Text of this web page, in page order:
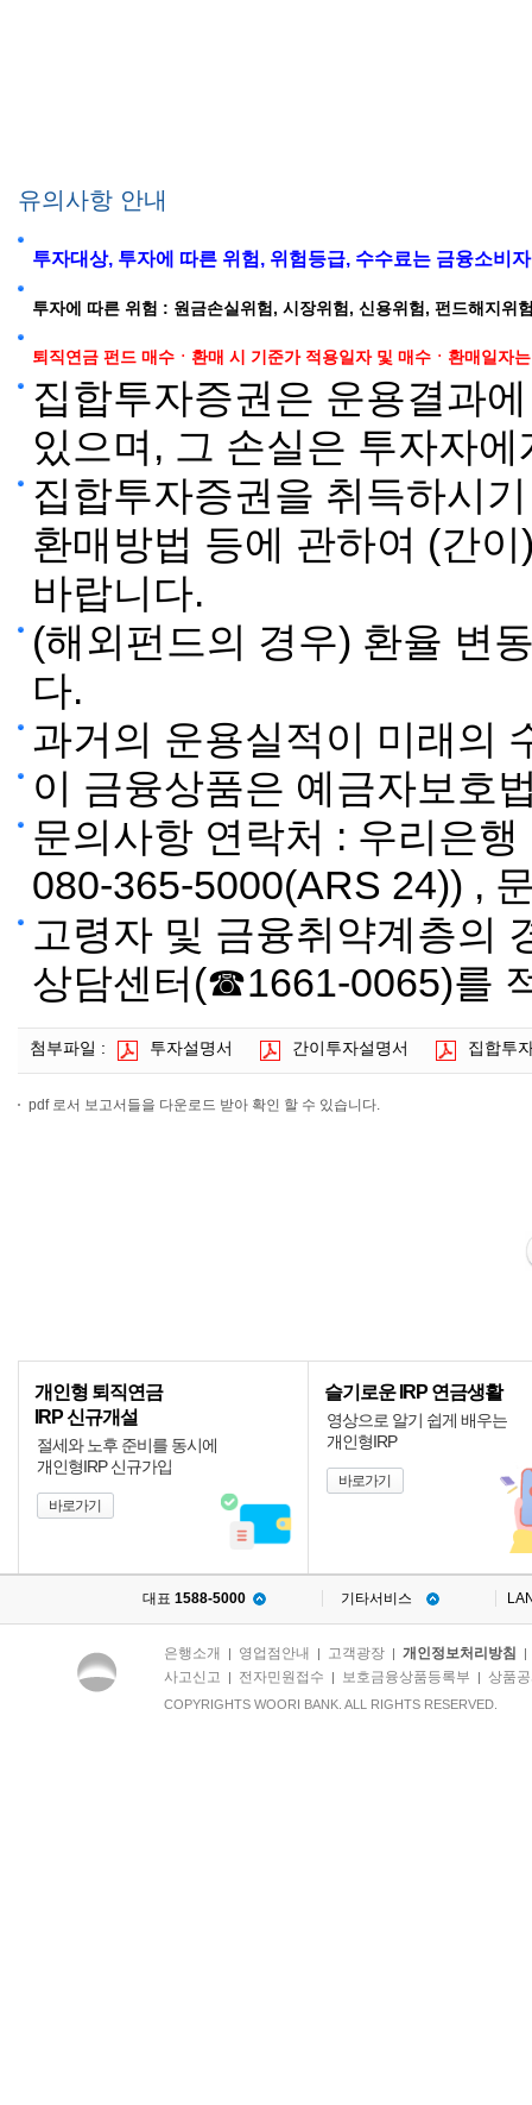
유의사항 안내
투자대상, 투자에 따른 위험, 위험등급, 수수료는 금융소비
투자에 따른 위험 : 원금손실위험, 시장위험, 신용위험, 펀드해지위
퇴직연금 펀드 매수ㆍ환매 시 기준가 적용일자 및 매수ㆍ환매일
집합투자증권은 운용결과
있으며, 그 손실은 투자자
집합투자증권을 취득하시
환매방법 등에 관하여 (간
바랍니다.
(해외펀드의 경우) 환율 변
다.
과거의 운용실적이 미래의
이 금융상품은 예금자보호
문의사항 연락처 : 우리은
080-365-5000(ARS 24)) ,
고령자 및 금융취약계층의
상담센터(☎1661-0065)를
첨부파일 : 투자설명서 간이투자설명서 집합투
pdf 로서 보고서들을 다운로드 받아 확인 할 수 있습니다.
개인형 퇴직연금
IRP 신규개설
절세와 노후 준비를 동시에
개인형IRP 신규가입
바로가기
슬기로운 IRP 연금생활
영상으로 알기 쉽게 배우는
개인형IRP
바로가기
대표 1588-5000 기타서비스
은행소개 영업점안내 고객광장| 개인정보처리방침
사고신고 전자민원접수 보호금융상품등록부 상품
COPYRIGHTS WOORI BANK. ALL RIGHTS RESERVED.